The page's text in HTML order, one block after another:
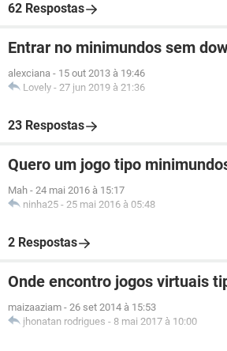
62 Respostas
Entrar no minimundos sem
alexciana - 15 out 2013 à 19:46
Lovely - 27 jun 2019 à 21:36
23 Respostas
Quero um jogo tipo
Mah - 24 mai 2016 à 15:17
ninha25 - 25 mai 2016 à 05:48
2 Respostas
Onde encontro jogos virtuais
maizaaziam - 26 set 2014 à 15:53
jhonatan rodrigues - 8 mai 2017 à 10:00